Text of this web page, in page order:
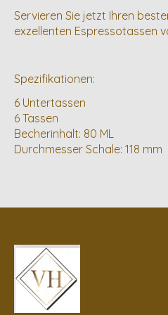
Servieren Sie jetzt Ihren
exzellenten Espressotassen
Spezifikationen:
6 Untertassen
6 Tassen
Becherinhalt: 80 ML
Durchmesser Schale: 118 mm